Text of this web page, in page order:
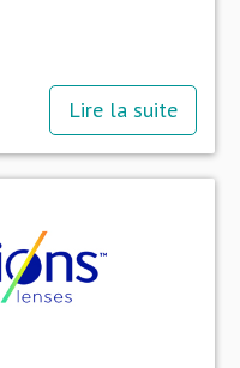
Lire la suite